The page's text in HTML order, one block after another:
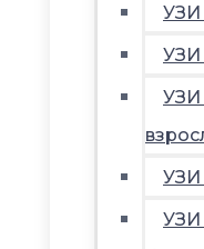
УЗИ
УЗИ
УЗИ
УЗИ
УЗИ